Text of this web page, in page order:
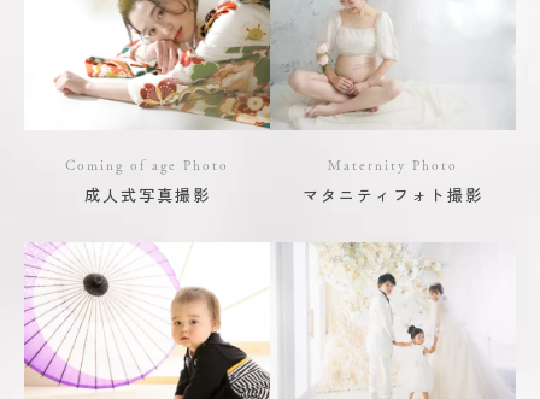
Coming of age Photo
成人式写真撮影
Maternity Photo
マタニティフォト撮影